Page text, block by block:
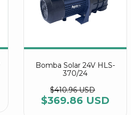
Bomba Solar 24V HLS-
370/24
$410.96 USD
$369.86 USD